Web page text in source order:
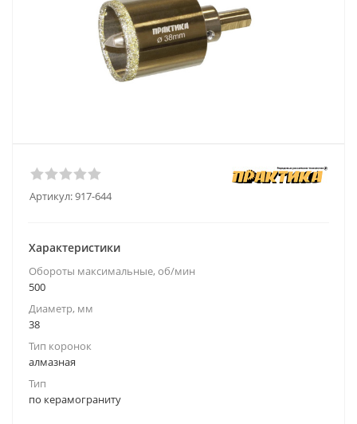
Артикул:917-644
Характеристики
Обороты максимальные, об/мин
500
Диаметр, мм
38
Тип коронок
алмазная
Тип
по керамограниту